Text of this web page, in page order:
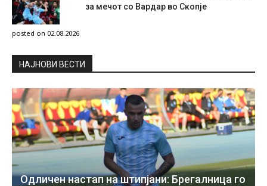
за мечот со Вардар во Скопје
posted on 02.08.2026
НAЈНОВИ ВЕСТИ
Одличен настап на штипјани: Брегалница го